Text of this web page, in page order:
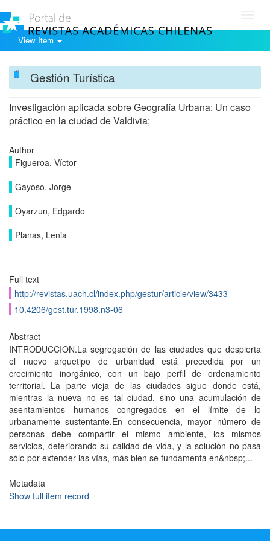
View Item
Gestión Turística
Investigación aplicada sobre Geografía Urbana: Un caso
práctico en la ciudad de Valdivia;
Author
Figueroa, Víctor
Gayoso, Jorge
Oyarzun, Edgardo
Planas, Lenia
Full text
http://revistas.uach.cl/index.php/gestur/article/view/3433
10.4206/gest.tur.1998.n3-06
Abstract
INTRODUCCION.La segregación de las ciudades que despierta
el nuevo arquetipo de urbanidad está precedida por un
crecimiento inorgánico, con un bajo perfil de ordenamiento
territorial. La parte vieja de las ciudades sigue donde está,
mientras la nueva no es tal ciudad, sino una acumulación de
asentamientos humanos congregados en el límite de lo
urbanamente sustentante.En consecuencia, mayor número de
personas debe compartir el mismo ambiente, los mismos
servicios, deteriorando su calidad de vida, y la solución no pasa
sólo por extender las vías, más bien se fundamenta en&nbsp;...
Metadata
Show full item record